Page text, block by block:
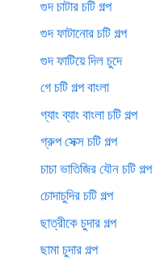
গুদ চাটার চটি গল্প
গুদ ফাটানোর চটি গল্প
গুদ ফাটিয়ে দিল চুদে
গে চটি গল্প বাংলা
গ্যাং ব্যাং বাংলা চটি গল্প
গ্রুপ সেক্স চটি গল্প
চাচা ভাতিজির যৌন চটি গল্প
চোদাচুদির চটি গল্প
ছাত্রীকে চুদার গল্প
ছামা চুদার গল্প